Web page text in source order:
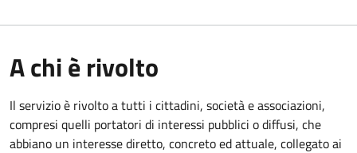
A chi è rivolto
Il servizio è rivolto a tutti i cittadini, società e associazioni,
compresi quelli portatori di interessi pubblici o diffusi, che
abbiano un interesse diretto, concreto ed attuale, collegato ai